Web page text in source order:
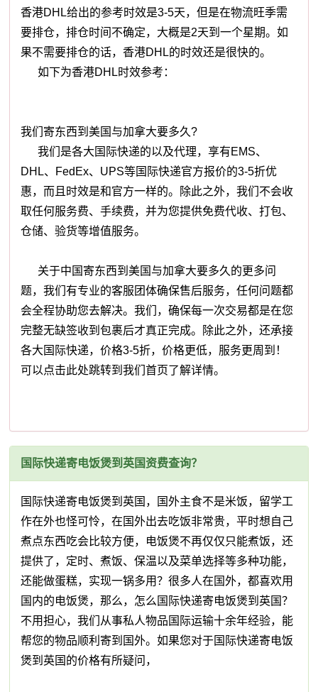
香港DHL给出的参考时效是3-5天，但是在物流旺季需
要排仓，排仓时间不确定，大概是2天到一个星期。如
果不需要排仓的话，香港DHL的时效还是很快的。
如下为香港DHL时效参考：
我们寄东西到美国与加拿大要多久?
我们是各大国际快递的以及代理，享有EMS、
DHL、FedEx、UPS等国际快递官方报价的3-5折优
惠，而且时效是和官方一样的。除此之外，我们不会收
取任何服务费、手续费，并为您提供免费代收、打包、
仓储、验货等增值服务。
关于中国寄东西到美国与加拿大要多久的更多问
题，我们有专业的客服团体确保售后服务，任何问题都
会全程协助您去解决。我们，确保每一次交易都是在您
完整无缺签收到包裹后才真正完成。除此之外，还承接
各大国际快递，价格3-5折，价格更低，服务更周到！
可以点击此处跳转到我们首页了解详情。
国际快递寄电饭煲到英国资费查询？
国际快递寄电饭煲到英国，国外主食不是米饭，留学工
作在外也怪可怜，在国外出去吃饭非常贵，平时想自己
煮点东西吃会比较方便，电饭煲不再仅仅只能煮饭，还
提供了，定时、煮饭、保温以及菜单选择等多种功能，
还能做蛋糕，实现一锅多用？很多人在国外，都喜欢用
国内的电饭煲，那么，怎么国际快递寄电饭煲到英国？
不用担心，我们从事私人物品国际运输十余年经验，能
帮您的物品顺利寄到国外。如果您对于国际快递寄电饭
煲到英国的价格有所疑问，